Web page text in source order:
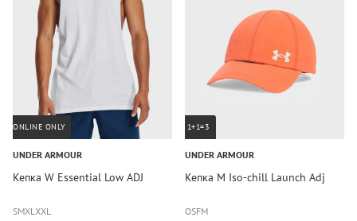
ONLINE ONLY
UNDER ARMOUR
Кепка W Essential Low ADJ
SMXLXXL
1+1=3
UNDER ARMOUR
Кепка M Iso-chill Launch Adj
OSFM